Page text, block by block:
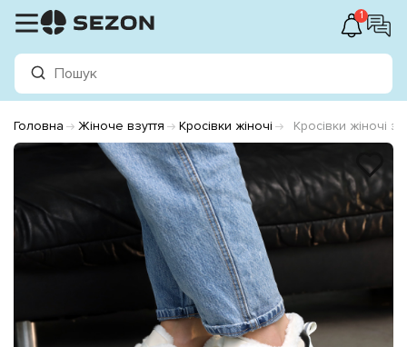
1
Головна Жіноче взуття Кросівки жіночі Кросівки жіночі